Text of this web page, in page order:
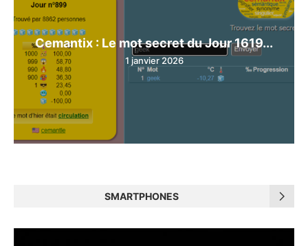
Cemantix : Le mot secret du Jour 1619...
1 janvier 2026
SMARTPHONES